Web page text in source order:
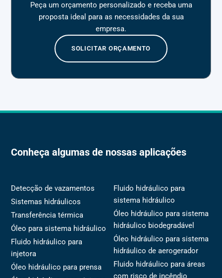
Peça um orçamento personalizado e receba uma
proposta ideal para as necessidades da sua
empresa.
SOLICITAR ORÇAMENTO
Conheça algumas de nossas aplicações
Detecção de vazamentos
Sistemas hidráulicos
Transferência térmica
Óleo para sistema hidráulico
Fluido hidráulico para
injetora
Óleo hidráulico para prensa
Fluido hidráulico para
sistema hidráulico
Óleo hidráulico para sistema
hidráulico biodegradável
Óleo hidráulico para sistema
hidráulico de aerogerador
Fluido hidráulico para áreas
com risco de incêndio